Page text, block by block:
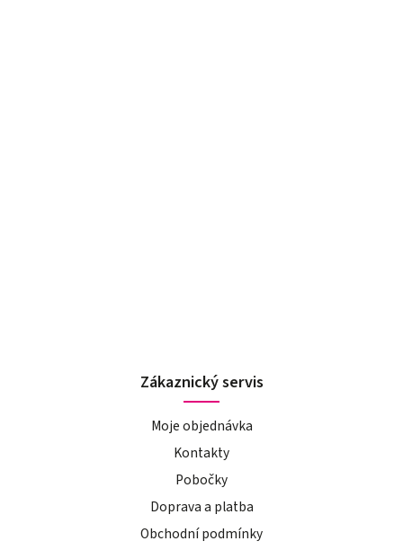
Zákaznický servis
Moje objednávka
Kontakty
Pobočky
Doprava a platba
Obchodní podmínky